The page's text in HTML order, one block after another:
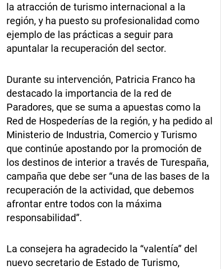
la atracción de turismo internacional a la
región, y ha puesto su profesionalidad como
ejemplo de las prácticas a seguir para
apuntalar la recuperación del sector.
Durante su intervención, Patricia Franco ha
destacado la importancia de la red de
Paradores, que se suma a apuestas como la
Red de Hospederías de la región, y ha pedido al
Ministerio de Industria, Comercio y Turismo
que continúe apostando por la promoción de
los destinos de interior a través de Turespaña,
campaña que debe ser “una de las bases de la
recuperación de la actividad, que debemos
afrontar entre todos con la máxima
responsabilidad”.
La consejera ha agradecido la “valentía” del
nuevo secretario de Estado de Turismo,